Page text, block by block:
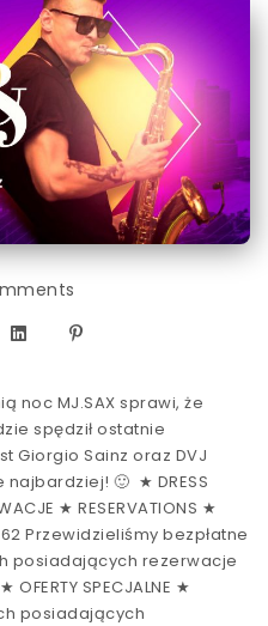
noc MJ.SAX sprawi, że
spędził ostatnie
Giorgio Sainz oraz DVJ
🙂 ★ DRESS
★ RESERVATIONS ★
Przewidzieliśmy bezpłatne
posiadających rezerwacje
SPECJALNE ★
posiadających